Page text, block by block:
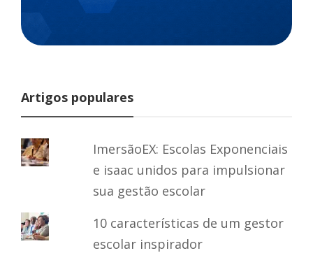
Artigos populares
ImersãoEX: Escolas Exponenciais
e isaac unidos para impulsionar
sua gestão escolar
10 características de um gestor
escolar inspirador